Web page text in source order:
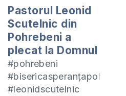
engleză, organizată
de biserica baptistă
din localitate. Copiii
studiază limba
străină după
manualele English
for a New Life for
Pastorul Leonid
Scutelnic din
Pohrebeni a
plecat la Domnul
#pohrebeni
#bisericasperanțapohrebeni
#leonidscutelnic